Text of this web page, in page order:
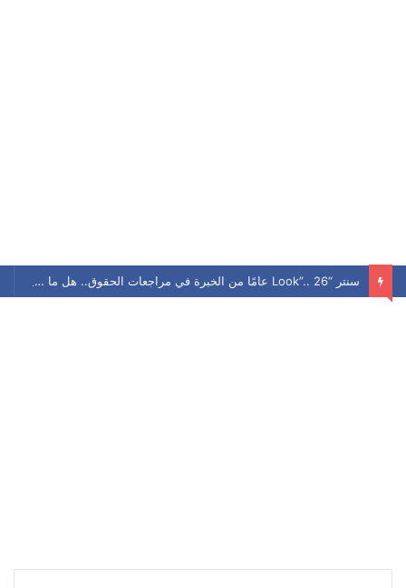
سنتر “Look”.. 26 عامًا من الخبرة في مراجعات الحقوق.. هل ما زال يحافظ على مكانته بين الطلاب؟